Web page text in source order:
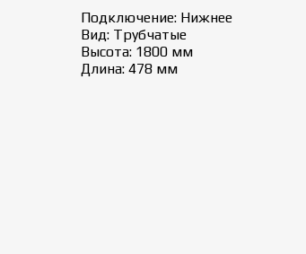
Подключение: Нижнее
Вид: Трубчатые
Высота: 1800 мм
Длина: 478 мм